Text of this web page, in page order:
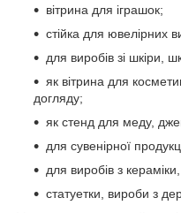
вітрина для іграшок;
стійка для ювелірних
для виробів зі шкіри,
як вітрина для
догляду;
як стенд для меду,
для сувенірної
для виробів з
статуетки, вироби з